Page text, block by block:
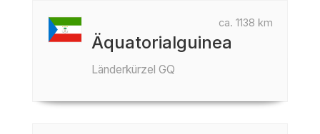
ca. 1138 km
Äquatorialguinea
Länderkürzel GQ